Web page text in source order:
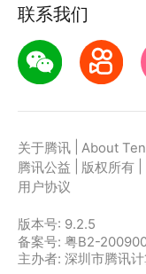
联系我们
关于腾讯 About
腾讯公益
版权所有
用户协议
版本号: 9.2.5
备案号: 粤B2-
主办者: 深圳市腾讯